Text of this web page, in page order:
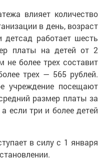
влияет количество
в день, возраст
детсад работает шесть
платы на детей от 2
не более трех составит
трех — 565 рублей.
учреждение посещают
размер платы за
если три и более детей
в силу с 1 января